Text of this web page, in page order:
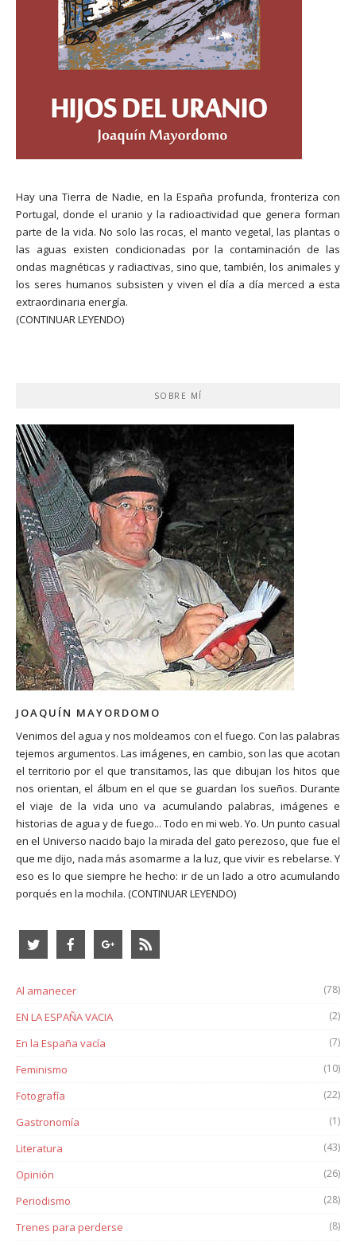
Hay una Tierra de Nadie, en la España profunda, fronteriza con
Portugal, donde el uranio y la radioactividad que genera forman
parte de la vida. No solo las rocas, el manto vegetal, las plantas o
las aguas existen condicionadas por la contaminación de las
ondas magnéticas y radiactivas, sino que, también, los animales y
los seres humanos subsisten y viven el día a día merced a esta
extraordinaria energía.
(CONTINUAR LEYENDO)
SOBRE MÍ
JOAQUÍN MAYORDOMO
Venimos del agua y nos moldeamos con el fuego. Con las palabras
tejemos argumentos. Las imágenes, en cambio, son las que acotan
el territorio por el que transitamos, las que dibujan los hitos que
nos orientan, el álbum en el que se guardan los sueños. Durante
el viaje de la vida uno va acumulando palabras, imágenes e
historias de agua y de fuego... Todo en mi web. Yo. Un punto casual
en el Universo nacido bajo la mirada del gato perezoso, que fue el
que me dijo, nada más asomarme a la luz, que vivir es rebelarse. Y
eso es lo que siempre he hecho: ir de un lado a otro acumulando
porqués en la mochila. (CONTINUAR LEYENDO)
Al amanecer (78)
EN LA ESPAÑA VACIA (2)
En la España vacía (7)
Feminismo (10)
Fotografía (22)
Gastronomía (1)
Literatura (43)
Opinión (26)
Periodismo (28)
Trenes para perderse (8)